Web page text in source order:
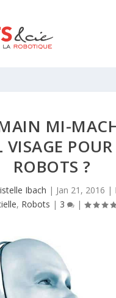
MI-
VISAGE POUR
ROBOTS ?
Ibach | Jan 21, 2016 |
, Robots | 3 |